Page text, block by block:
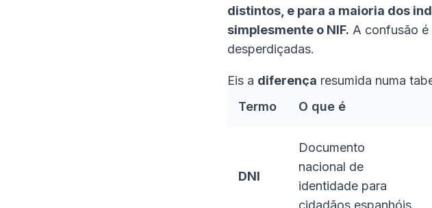
distintos, e para a maioria dos
simplesmente o NIF. A confusão é
desperdiçadas.
Eis a diferença resumida numa
Termo
O que é
DNI
Documento
nacional de
identidade para